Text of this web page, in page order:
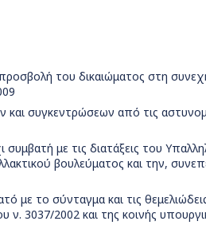
του δικαιώματος στη
συγκεντρώσεων από τις
με τις διατάξεις του
βουλεύματος και την,
με το σύνταγμα και τις
ν. 3037/2002 και της κοινής